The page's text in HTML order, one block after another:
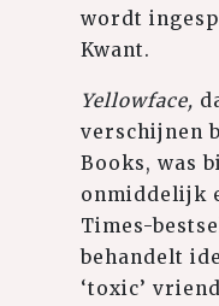
wordt
Kwant.
Yellowface,
verschijnen
Books, was
onmiddelijk
Times-
behandelt
‘toxic’